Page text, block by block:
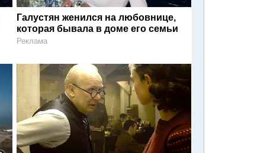
Галустян женился на любовнице,
которая бывала в доме его семьи
Реклама